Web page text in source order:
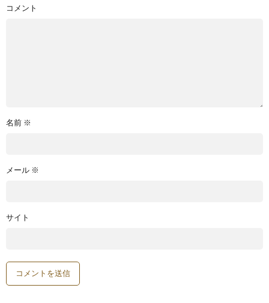
コメント
名前 ※
メール ※
サイト